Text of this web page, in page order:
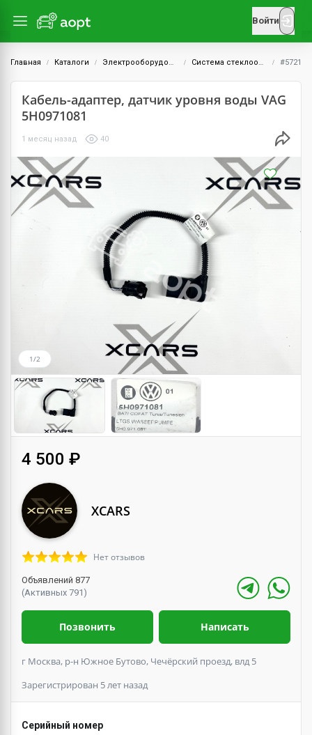
Войти
Главная Каталоги Электрооборудование Система стеклоочистителей #5721
Кабель-адаптер, датчик уровня воды VAG
5H0971081
1 месяц назад 40
1/2
4 500 ₽
XCARS
Нет отзывов
Объявлений 877
(Активных 791)
Позвонить Написать
г Москва, р-н Южное Бутово, Чечёрский проезд, влд 5
Зарегистрирован 5 лет назад
Серийный номер